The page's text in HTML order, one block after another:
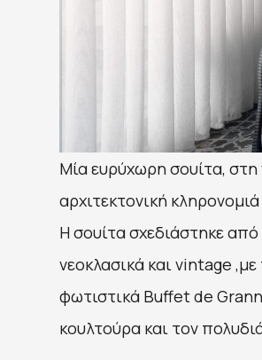
Μία ευρύχωρη σουίτα,
αρχιτεκτονική
Η σουίτα σχεδιάστηκε
νεοκλασικά και vintage
φωτιστικά Buffet de
κουλτούρα και τον